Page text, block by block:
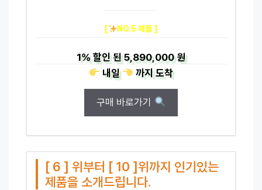
[ NO.5 제품 ]
1%할인 된5,890,000 원
내일
까지도착
구매 바로가기
[ 6 ] 위부터 [ 10 ]위까지 인기있는
제품을 소개드립니다.